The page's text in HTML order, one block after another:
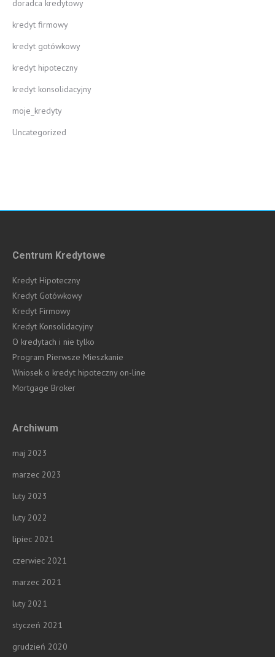
doradca kredytowy
kredyt firmowy
kredyt gotówkowy
kredyt hipoteczny
kredyt konsolidacyjny
moje_kredyty
Uncategorized
Centrum Kredytowe
Kredyt Hipoteczny
Kredyt Gotówkowy
Kredyt Firmowy
Kredyt Konsolidacyjny
O kredytach i nie tylko
Program Pierwsze Mieszkanie
Wniosek o kredyt hipoteczny on-line
Mortgage Broker
Archiwum
maj 2023
marzec 2023
luty 2023
luty 2022
lipiec 2021
czerwiec 2021
marzec 2021
luty 2021
styczeń 2021
grudzień 2020